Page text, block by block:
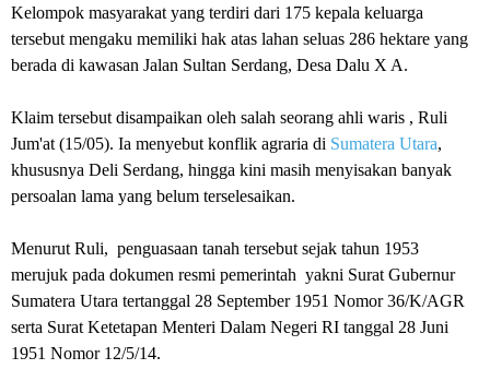
‎Kelompok masyarakat yang terdiri dari 175 kepala keluarga
tersebut mengaku memiliki hak atas lahan seluas 286 hektare yang
berada di kawasan Jalan Sultan Serdang, Desa Dalu X A.
‎Klaim tersebut disampaikan oleh salah seorang ahli waris , Ruli
Jum'at (15/05). Ia menyebut konflik agraria di Sumatera Utara,
khususnya Deli Serdang, hingga kini masih menyisakan banyak
persoalan lama yang belum terselesaikan.
‎Menurut Ruli, penguasaan tanah tersebut sejak tahun 1953
merujuk pada dokumen resmi pemerintah yakni Surat Gubernur
Sumatera Utara tertanggal 28 September 1951 Nomor 36/K/AGR
serta Surat Ketetapan Menteri Dalam Negeri RI tanggal 28 Juni
1951 Nomor 12/5/14.